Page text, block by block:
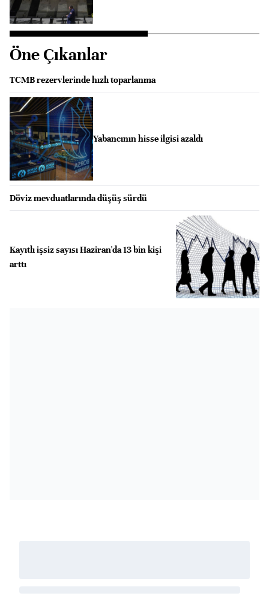
Öne Çıkanlar
TCMB rezervlerinde hızlı toparlanma
Yabancının hisse ilgisi azaldı
Döviz mevduatlarında düşüş sürdü
Kayıtlı işsiz sayısı Haziran'da 13 bin kişi
arttı